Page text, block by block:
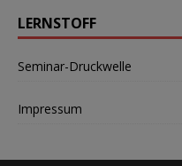
LERNSTOFF
Seminar-Druckwelle
Impressum